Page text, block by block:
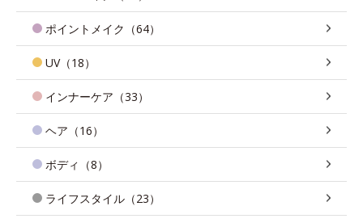
ポイントメイク（64）
UV（18）
インナーケア（33）
ヘア（16）
ボディ（8）
ライフスタイル（23）